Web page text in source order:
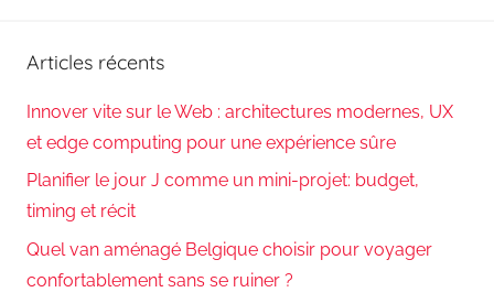
Articles récents
Innover vite sur le Web : architectures modernes, UX
et edge computing pour une expérience sûre
Planifier le jour J comme un mini-projet: budget,
timing et récit
Quel van aménagé Belgique choisir pour voyager
confortablement sans se ruiner ?